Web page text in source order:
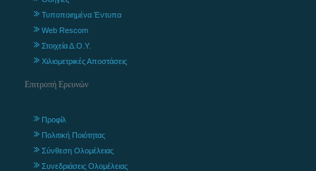
Τυποποιημένα Έντυπα
Web Rescom
Στοιχεία Δ.Ο.Υ.
Χιλιομετρικές Αποστάσεις
Επιτροπή Ερευνών
Προφίλ
Πολιτική Ποιότητας
Σύνθεση Ολομέλειας
Συνεδριάσεις Ολομέλειας